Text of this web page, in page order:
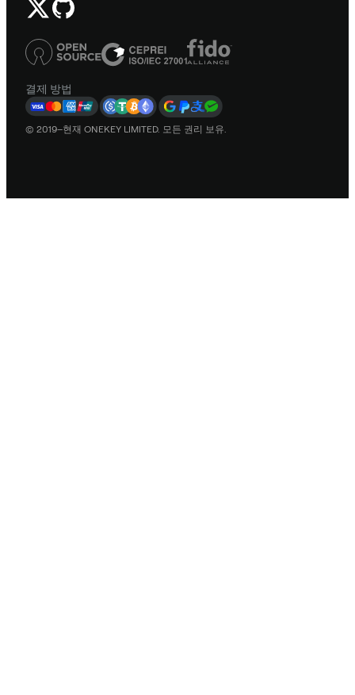
결제 방법
© 2019–현재 ONEKEY LIMITED. 모든 권리 보유.